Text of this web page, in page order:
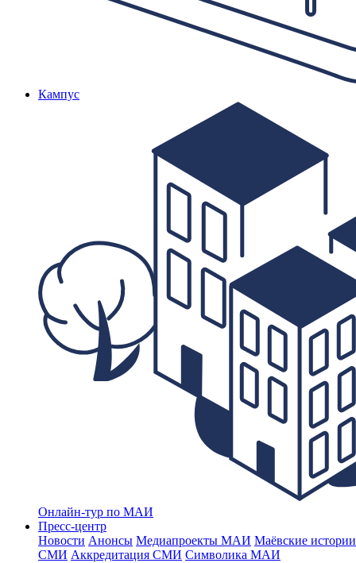
Кампус
Онлайн-тур по МАИ
Пресс-центр
Новости Анонсы Медиапроекты МАИ Маёвские
СМИ Аккредитация СМИ Символика МАИ